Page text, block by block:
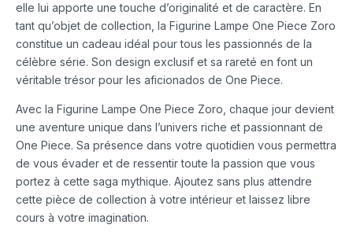
elle lui apporte une touche d’originalité et de caractère. En
tant qu’objet de collection, la Figurine Lampe One Piece Zoro
constitue un cadeau idéal pour tous les passionnés de la
célèbre série. Son design exclusif et sa rareté en font un
véritable trésor pour les aficionados de One Piece.
Avec la Figurine Lampe One Piece Zoro, chaque jour devient
une aventure unique dans l’univers riche et passionnant de
One Piece. Sa présence dans votre quotidien vous permettra
de vous évader et de ressentir toute la passion que vous
portez à cette saga mythique. Ajoutez sans plus attendre
cette pièce de collection à votre intérieur et laissez libre
cours à votre imagination.